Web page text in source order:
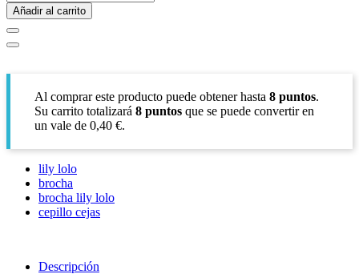
Añadir al carrito
Al comprar este producto puede obtener hasta 8 puntos.
Su carrito totalizará 8 puntos que se puede convertir en
un vale de 0,40 €.
lily lolo
brocha
brocha lily lolo
cepillo cejas
Descripción